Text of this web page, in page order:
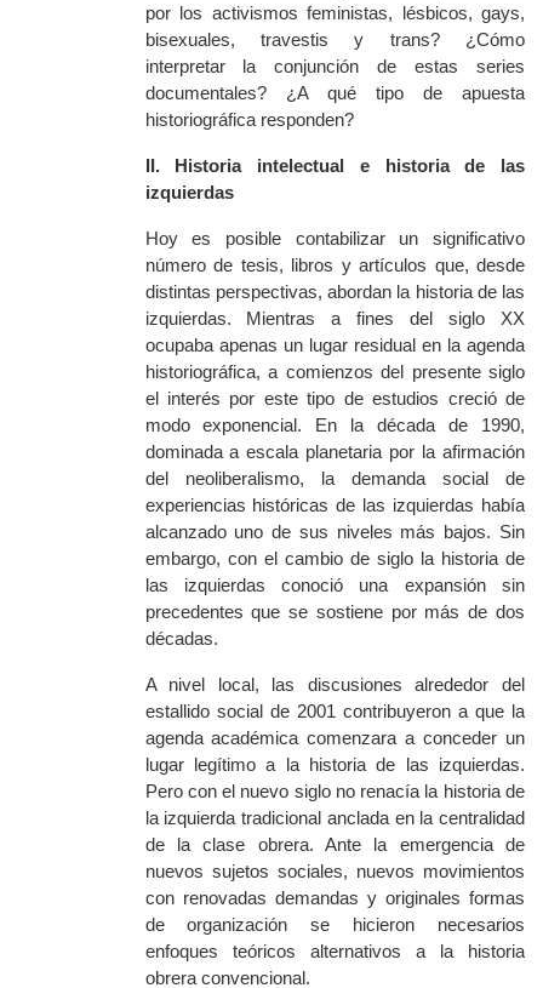
por los activismos feministas, lésbicos, gays,
bisexuales, travestis y trans? ¿Cómo
interpretar la conjunción de estas series
documentales? ¿A qué tipo de apuesta
historiográfica responden?
II. Historia intelectual e historia de las
izquierdas
Hoy es posible contabilizar un significativo
número de tesis, libros y artículos que, desde
distintas perspectivas, abordan la historia de las
izquierdas. Mientras a fines del siglo XX
ocupaba apenas un lugar residual en la agenda
historiográfica, a comienzos del presente siglo
el interés por este tipo de estudios creció de
modo exponencial. En la década de 1990,
dominada a escala planetaria por la afirmación
del neoliberalismo, la demanda social de
experiencias históricas de las izquierdas había
alcanzado uno de sus niveles más bajos. Sin
embargo, con el cambio de siglo la historia de
las izquierdas conoció una expansión sin
precedentes que se sostiene por más de dos
décadas.
A nivel local, las discusiones alrededor del
estallido social de 2001 contribuyeron a que la
agenda académica comenzara a conceder un
lugar legítimo a la historia de las izquierdas.
Pero con el nuevo siglo no renacía la historia de
la izquierda tradicional anclada en la centralidad
de la clase obrera. Ante la emergencia de
nuevos sujetos sociales, nuevos movimientos
con renovadas demandas y originales formas
de organizaciónse hicieron necesarios
enfoques teóricos alternativos a la historia
obrera convencional.